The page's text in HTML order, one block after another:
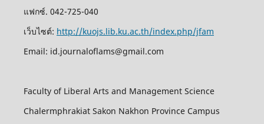
แฟกซ์. 042-725-040
เว็บไซต์: http://kuojs.lib.ku.ac.th/index.php/jfam
Email: id.journaloflams@gmail.com
Faculty of Liberal Arts and Management Science
Chalermphrakiat Sakon Nakhon Province Campus